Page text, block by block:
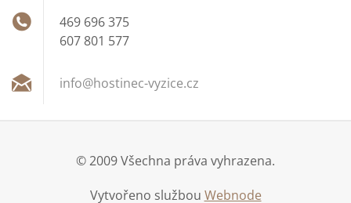
469 696 375
607 801 577
info@hostinec-vyzice.cz
© 2009 Všechna práva vyhrazena.
Vytvořeno službou Webnode